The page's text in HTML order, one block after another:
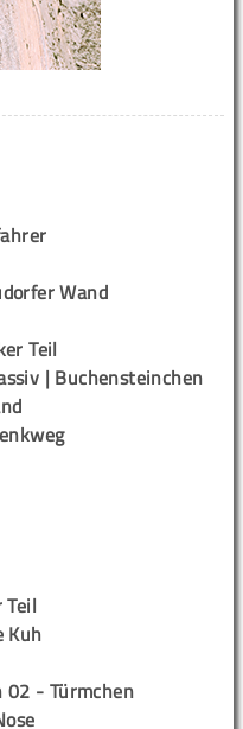
Wand
Teil
| Buchensteinchen
Kuh
02 - Türmchen